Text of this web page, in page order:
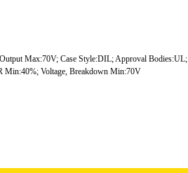
Max:70V; Case Style:DIL; Approval Bodies:UL;
Min:40%; Voltage, Breakdown Min:70V